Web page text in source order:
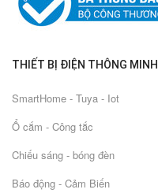
THIẾT BỊ ĐIỆN THÔNG MINH
SmartHome - Tuya - Iot
Ổ cắm - Công tắc
Chiếu sáng - bóng đèn
Báo động - Cảm Biến